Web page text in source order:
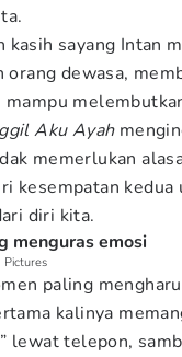
kasih sayang Intan
orang dewasa,
Aku Ayah
memerlukan
kesempatan kedua
diri kita.
menguras emosi
Pictures
paling
kalinya
lewat telepon,